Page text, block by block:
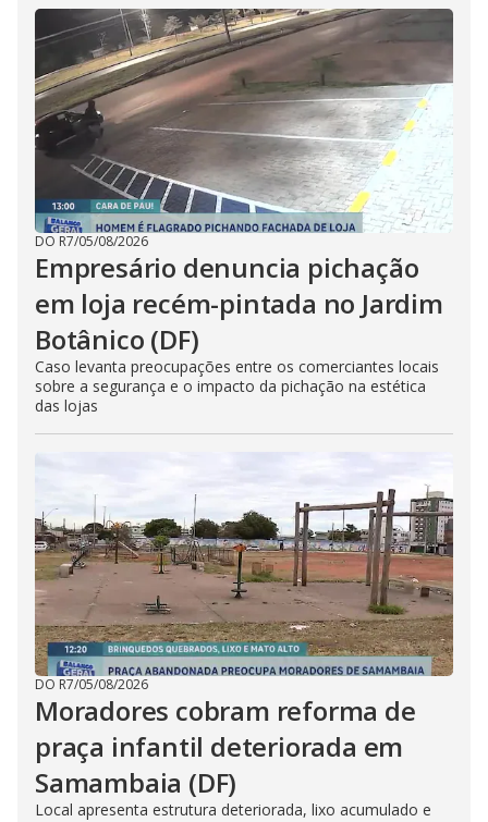
DO R7/05/08/2026
Empresário denuncia pichação
em loja recém-pintada no Jardim
Botânico (DF)
Caso levanta preocupações entre os comerciantes locais
sobre a segurança e o impacto da pichação na estética
das lojas
DO R7/05/08/2026
Moradores cobram reforma de
praça infantil deteriorada em
Samambaia (DF)
Local apresenta estrutura deteriorada, lixo acumulado e